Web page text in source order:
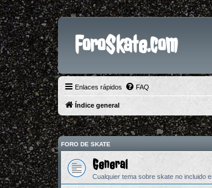
ForoSkate.com
Enlaces rápidos FAQ
Índice general
FORO DE SKATE
General
Cualquier tema sobre skate no incluido